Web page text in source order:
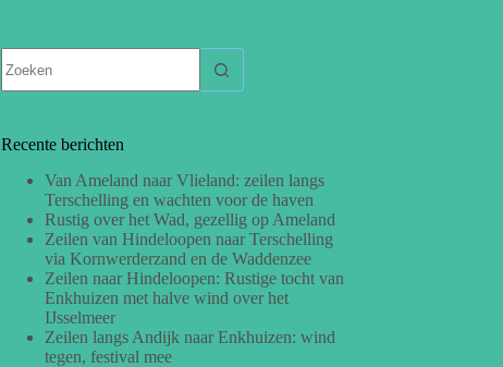
Recente berichten
Van Ameland naar Vlieland: zeilen langs
Terschelling en wachten voor de haven
Rustig over het Wad, gezellig op Ameland
Zeilen van Hindeloopen naar Terschelling
via Kornwerderzand en de Waddenzee
Zeilen naar Hindeloopen: Rustige tocht van
Enkhuizen met halve wind over het
IJsselmeer
Zeilen langs Andijk naar Enkhuizen: wind
tegen, festival mee